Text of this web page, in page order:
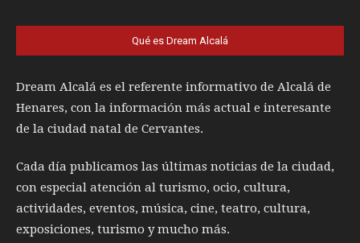
Qué es Dream Alcalá
Dream Alcalá es el referente informativo de Alcalá de
Henares, con la información más actual e interesante
de la ciudad natal de Cervantes.
Cada día publicamos las últimas noticias de la ciudad,
con especial atención al turismo, ocio, cultura,
actividades, eventos, música, cine, teatro, cultura,
exposiciones, turismo y mucho más.